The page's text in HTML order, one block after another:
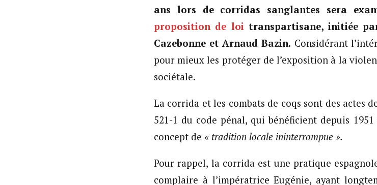
ans lors de corridas sanglantes sera
proposition de loitranspartisane, initiée
Cazebonne et Arnaud Bazin. Considérant
pour mieux les protéger de l’exposition à la
sociétale.
La corrida et les combats de coqs sont des actes
521-1 du code pénal, qui bénéficient depuis
concept de « tradition locale ininterrompue ».
Pour rappel, la corrida est une pratique
complaire à l’impératrice Eugénie, ayant